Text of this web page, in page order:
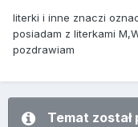
literki i inne znaczi
posiadam z literkami
pozdrawiam
Temat